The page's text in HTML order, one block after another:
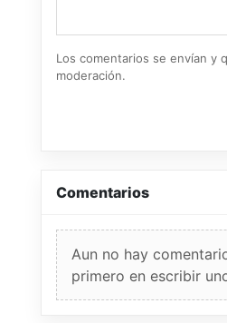
Los comentarios se envían y
moderación.
Comentarios
Aun no hay
primero en escribir